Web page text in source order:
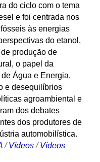
do ciclo com o tema
e foi centrada nos
às energias
do etanol,
produção de
o papel da
Água e Energia,
e desequilíbrios
agroambiental e
dos debates
dos produtores de
automobilística.
/Vídeos /Vídeos